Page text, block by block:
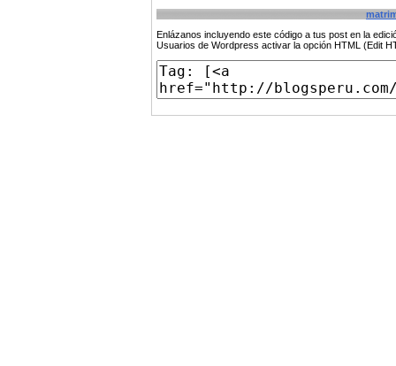
Enlázanos incluyendo este código a tus post en la
Usuarios de Wordpress activar la opción HTML (Edit